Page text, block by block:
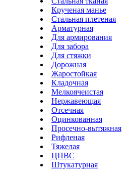
Крученая манье
Стальная плетеная
Арматурная
Для армирования
Для забора
Для стяжки
Дорожная
Жаростойкая
Кладочная
Мелкоячеистая
Нержавеющая
Отсечная
Оцинкованная
Просечно-вытяжная
Рифленая
Тяжелая
ЦПВС
Штукатурная